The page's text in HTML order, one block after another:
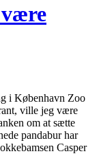
i København Zoo
ville jeg være
om at sætte
pandabur har
Casper